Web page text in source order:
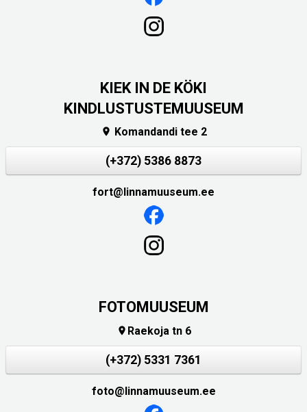
KIEK IN DE KÖKI
KINDLUSTUSTEMUUSEUM
 Komandandi tee 2
(+372) 5386 8873
fort@linnamuuseum.ee
FOTOMUUSEUM
 Raekoja tn 6
(+372) 5331 7361
foto@linnamuuseum.ee